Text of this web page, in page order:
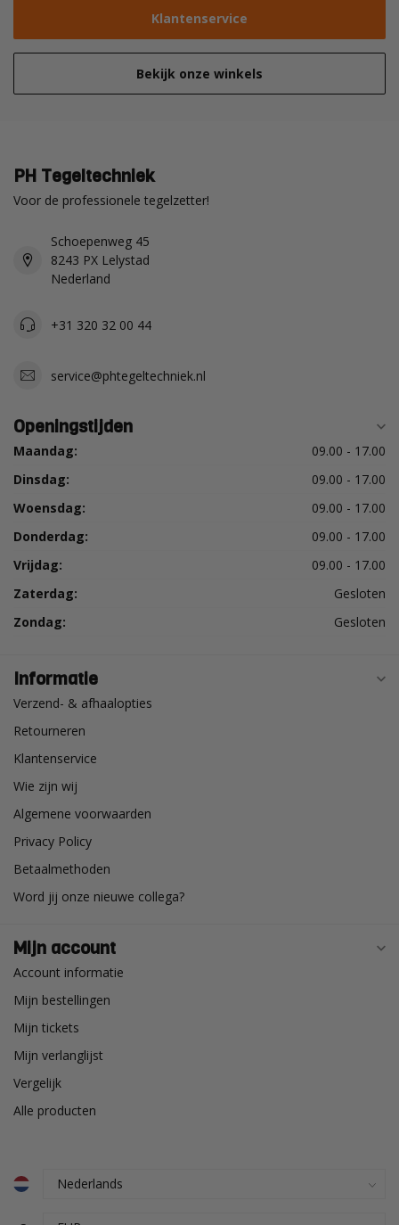
Klantenservice
Bekijk onze winkels
PH Tegeltechniek
Voor de professionele tegelzetter!
Schoepenweg 45
8243 PX Lelystad
Nederland
+31 320 32 00 44
service@phtegeltechniek.nl
Openingstijden
Maandag:
09.00 - 17.00
Dinsdag:
09.00 - 17.00
Woensdag:
09.00 - 17.00
Donderdag:
09.00 - 17.00
Vrijdag:
09.00 - 17.00
Zaterdag:
Gesloten
Zondag:
Gesloten
Informatie
Verzend- & afhaalopties
Retourneren
Klantenservice
Wie zijn wij
Algemene voorwaarden
Privacy Policy
Betaalmethoden
Word jij onze nieuwe collega?
Mijn account
Account informatie
Mijn bestellingen
Mijn tickets
Mijn verlanglijst
Vergelijk
Alle producten